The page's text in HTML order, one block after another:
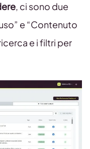
, ci sono due
e “Contenuto
e i filtri per